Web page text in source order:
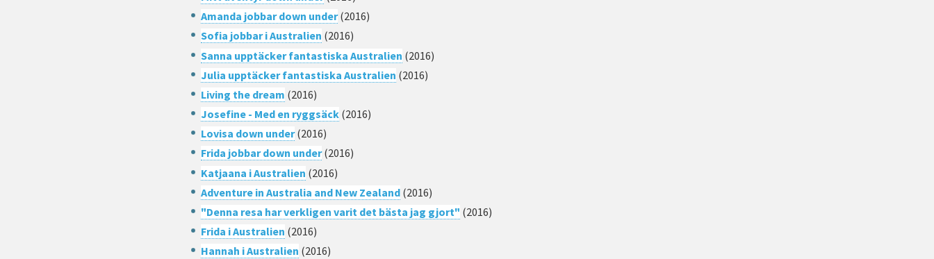
Amanda jobbar down under(2016)
Sofia jobbar i Australien (2016)
Sanna upptäcker fantastiska Australien (2016)
Julia upptäcker fantastiska Australien (2016)
Living the dream (2016)
Josefine - Med en ryggsäck (2016)
Lovisa down under(2016)
Frida jobbar down under(2016)
Katjaana i Australien (2016)
Adventure in Australia and New Zealand (2016)
"Denna resa har verkligen varit det bästa jag gjort" (2016)
Frida i Australien (2016)
Hannah i Australien (2016)